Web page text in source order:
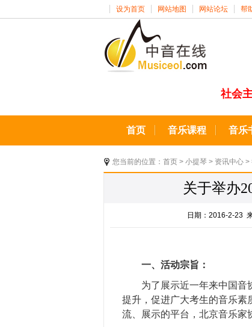
设为首页 网站地图 网站论坛 帮
社会
首页 音乐课程 音乐
您当前的位置： 首页 > 小提琴 > 资讯中心 >
关于举办
日期：2016-2-23
一、活动宗旨：
为了展示近一年来中国音协
提升，促进广大考生的音乐素
流、展示的平台，北京音乐家